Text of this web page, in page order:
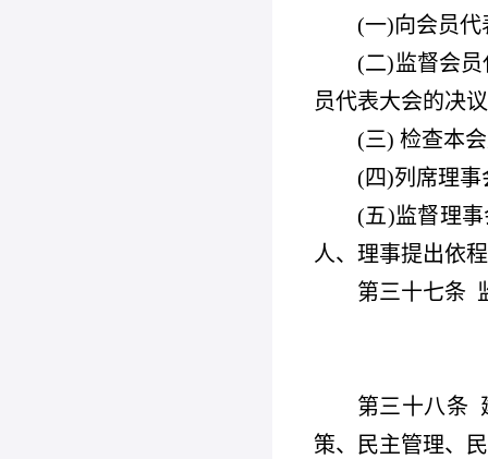
(一)向会员代
(二)监督会
员代表大会的决
(三) 检查本
(四)列席理
(五)监督理
人、理事提出依
第三十七条
第三十八条
策、民主管理、